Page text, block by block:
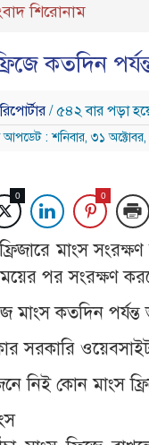
শিরোনাম
কতদিন
/ ৫৪২ বার পড়া
আপডেট : শনিবার, ৩১
0 0
মাংস
সময়ের পর সংরক্ষণ
মাংস কতদিন
সরকারি
নিই কোন মাংস